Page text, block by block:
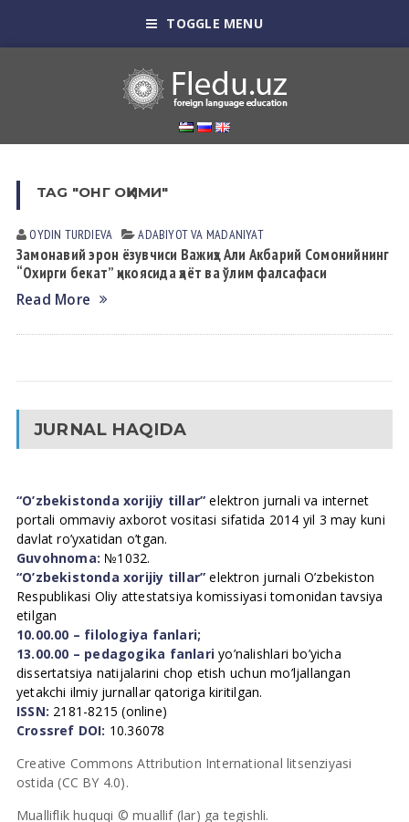
TOGGLE MENU
TAG "ОНГ ОҚИМИ"
OYDIN TURDIEVА АDАBIYOT VА MАDАNIYAT
Замонавий эрон ёзувчиси Важиҳэ Али Акбарий Сомонийнинг
“Охирги бекат” ҳикоясида ҳаёт ва ўлим фалсафаси
Read More
JURNAL HAQIDA
“O’zbekistonda xorijiy tillar” elektron jurnali va internet
portali ommaviy axborot vositasi sifatida 2014 yil 3 may kuni
davlat ro’yxatidan o’tgan.
Guvohnoma: №1032.
“O’zbekistonda xorijiy tillar” elektron jurnali O’zbekiston
Respublikasi Oliy attestatsiya komissiyasi tomonidan tavsiya
etilgan
10.00.00 – filologiya fanlari;
13.00.00 – pedagogika fanlari yo’nalishlari bo’yicha
dissertatsiya natijalarini chop etish uchun mo’ljallangan
yetakchi ilmiy jurnallar qatoriga kiritilgan.
ISSN: 2181-8215 (online)
Crossref DOI: 10.36078
Creative Commons Attribution International litsenziyasi
ostida (CC BY 4.0).
Mualliflik huquqi © muallif (lar) ga tegishli.